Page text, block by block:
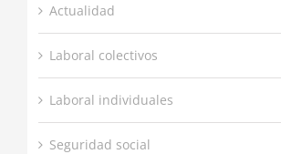
Actualidad
Laboral colectivos
Laboral individuales
Seguridad social